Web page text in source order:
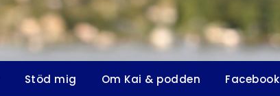
Stöd mig Om Kai & podden Facebook